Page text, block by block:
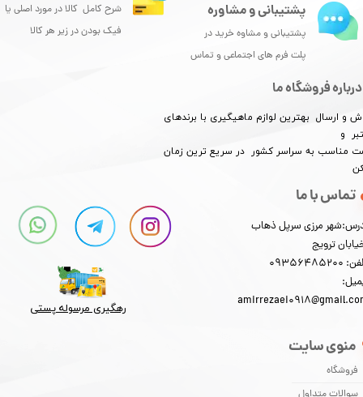
★★★★★
★
درباره فروشگاه ما
و ارسال بهترین لوازم ماهیگیری با برندهای
و
مناسب به سراسر کشور در سریع ترین زمان
منوی سایت
فروشگاه
تماس با ما
مرزی سرپل ذهاب
ترویج
پشتیبانی و مشاوره
پشتیبانی و مشاوه خرید در
پلت فرم های اجتماعی و تماس
شرح کامل کالا در مورد اصلی یا
فیک بودن در زیر هر کالا
رهگیری مرسوله پستی​​​​​​​